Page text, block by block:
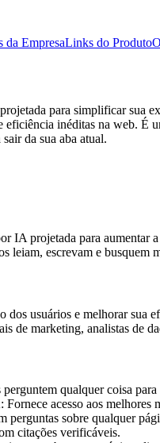
da EmpresaLinks do Produto
para simplificar sua
eficiência inéditas na web. É
da sua aba atual.
IA projetada para aumentar
leiam, escrevam e busquem
usuários e melhorar sua
de marketing, analistas de
qualquer coisa
acesso aos melhores
perguntas sobre qualquer
citações verificáveis.